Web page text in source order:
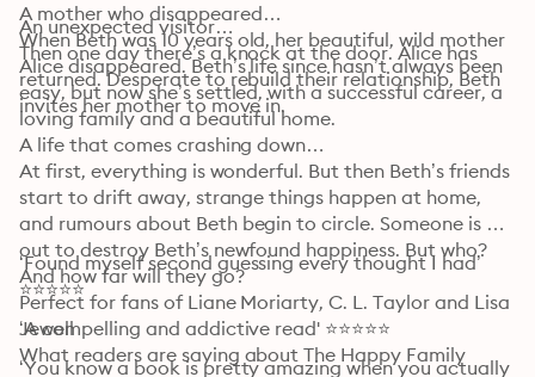
A mother who disappeared…
When Beth was 10 years old, her beautiful, wild mother
Alice disappeared. Beth’s life since hasn’t always been
easy, but now she’s settled, with a successful career, a
loving family and a beautiful home.
An unexpected visitor…
Then one day there’s a knock at the door. Alice has
returned. Desperate to rebuild their relationship, Beth
invites her mother to move in.
A life that comes crashing down…
At first, everything is wonderful. But then Beth’s friends
start to drift away, strange things happen at home,
and rumours about Beth begin to circle. Someone is
out to destroy Beth’s newfound happiness. But who?
And how far will they go?
Perfect for fans of Liane Moriarty, C. L. Taylor and Lisa
Jewell
What readers are saying about The Happy Family
‘Found myself second guessing every thought I had’
⭐⭐⭐⭐⭐
‘A compelling and addictive read' ⭐⭐⭐⭐⭐
‘You know a book is pretty amazing when you actually